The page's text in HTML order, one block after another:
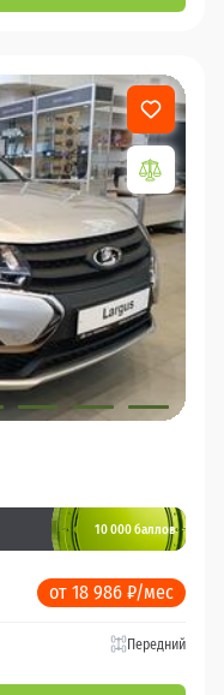
10 000 баллов
от 18 986 ₽/мес
Передний